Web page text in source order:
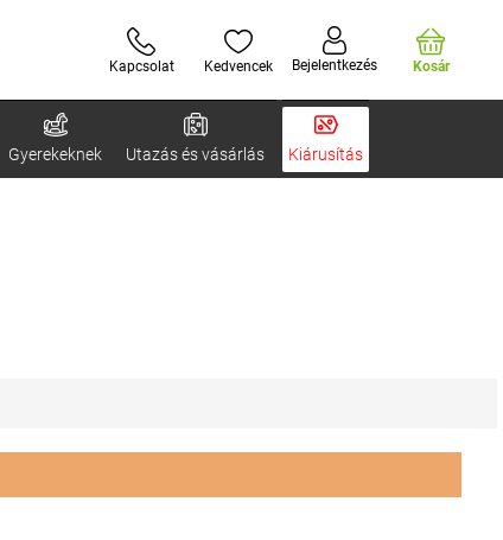
Kapcsolat Kedvencek Bejelentkezés Kosár
Gyerekeknek Utazás és vásárlás Kiárusítás